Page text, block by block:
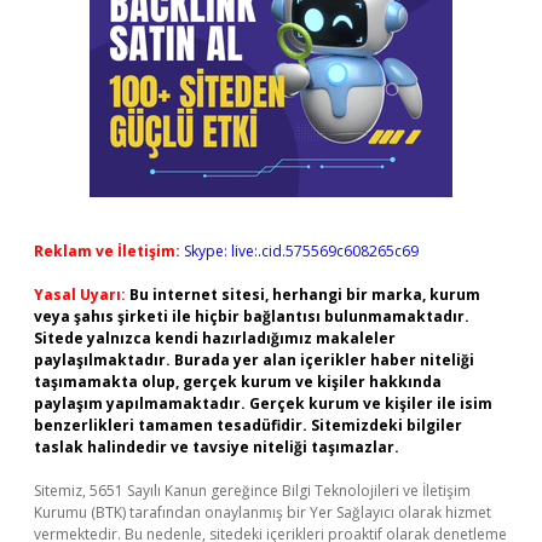
Reklam ve İletişim: Skype: live:.cid.575569c608265c69
Yasal Uyarı: Bu internet sitesi, herhangi bir marka, kurum
veya şahıs şirketi ile hiçbir bağlantısı bulunmamaktadır.
Sitede yalnızca kendi hazırladığımız makaleler
paylaşılmaktadır. Burada yer alan içerikler haber niteliği
taşımamakta olup, gerçek kurum ve kişiler hakkında
paylaşım yapılmamaktadır. Gerçek kurum ve kişiler ile isim
benzerlikleri tamamen tesadüfidir. Sitemizdeki bilgiler
taslak halindedir ve tavsiye niteliği taşımazlar.
Sitemiz, 5651 Sayılı Kanun gereğince Bilgi Teknolojileri ve İletişim
Kurumu (BTK) tarafından onaylanmış bir Yer Sağlayıcı olarak hizmet
vermektedir. Bu nedenle, sitedeki içerikleri proaktif olarak denetleme